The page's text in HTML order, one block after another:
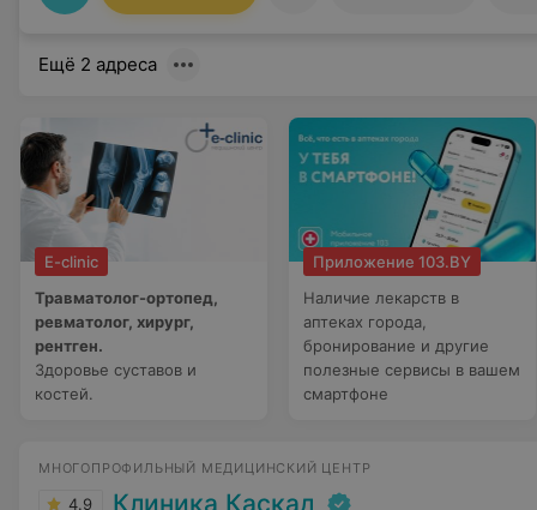
Ещё 2 адреса
E-clinic
Травматолог-ортопед,
ревматолог, хирург,
рентген.
Здоровье суставов и
костей.
Приложение 103.BY
Наличие лекарств в
аптеках города,
бронирование и другие
полезные сервисы в вашем
смартфоне
МНОГОПРОФИЛЬНЫЙ МЕДИЦИНСКИЙ ЦЕНТР
4.9 Клиника Каскад